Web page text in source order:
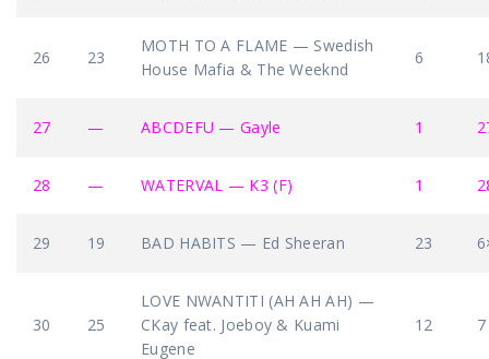
26 23
MOTH TO A FLAME — Swedish
House Mafia & The Weeknd
6
27 — ABCDEFU — Gayle 1
28 — WATERVAL — K3 (F) 1
29 19 BAD HABITS — Ed Sheeran 23
30 25
LOVE NWANTITI (AH AH AH) —
CKay feat. Joeboy & Kuami
Eugene
12 7